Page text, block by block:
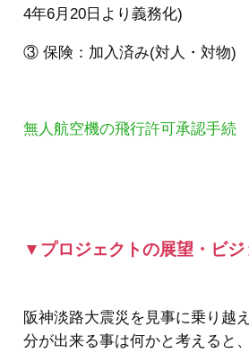
4年6月20日より義務化)
③ 保険：加入済み(対人・対物)
無人航空機の飛行許可承認手続
▼プロジェクトの展望・ビジ
阪神淡路大震災を見事に乗り越
分が出来る事は何かと考えると